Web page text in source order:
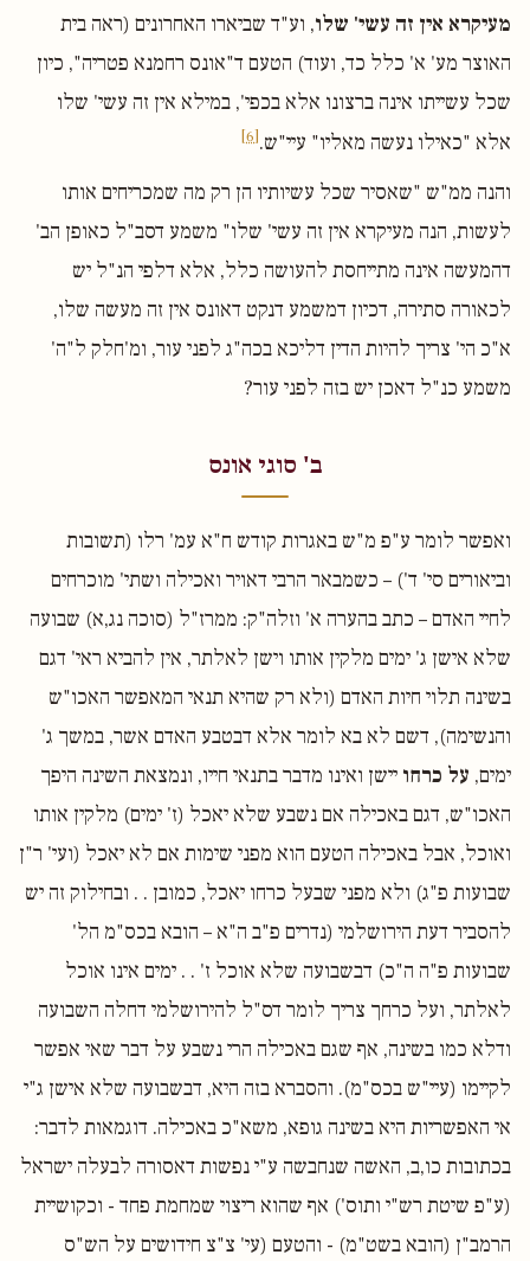
מעיקרא אין זה עשי' שלו, וע"ד שביארו האחרונים (ראה בית
האוצר מע' א' כלל כד, ועוד) הטעם ד"אונס רחמנא פטריה", כיון
שכל עשייתו אינה ברצונו אלא בכפי', במילא אין זה עשי' שלו
אלא "כאילו נעשה מאליו" עיי"ש.[6]
והנה ממ"ש "שאסיר שכל עשיותיו הן רק מה שמכריחים אותו
לעשות, הנה מעיקרא אין זה עשי' שלו" משמע דסב"ל כאופן הב'
דהמעשה אינה מתייחסת להעושה כלל, אלא דלפי הנ"ל יש
לכאורה סתירה, דכיון דמשמע דנקט דאונס אין זה מעשה שלו,
א"כ הי' צריך להיות הדין דליכא בכה"ג לפני עור, ומ'חלק ל"ה'
משמע כנ"ל דאכן יש בזה לפני עור?
ב' סוגי אונס
ואפשר לומר ע"פ מ"ש באגרות קודש ח"א עמ' רלו (תשובות
וביאורים סי' ד') – כשמבאר הרבי דאויר ואכילה ושתי' מוכרחים
לחיי האדם – כתב בהערה א' וזלה"ק: ממרז"ל (סוכה נג,א) שבועה
שלא אישן ג' ימים מלקין אותו וישן לאלתר, אין להביא ראי' דגם
בשינה תלוי חיות האדם (ולא רק שהיא תנאי המאפשר האכו"ש
והנשימה), דשם לא בא לומר אלא דבטבע האדם אשר, במשך ג'
ימים, על כרחו יישן ואינו מדבר בתנאי חייו, ונמצאת השינה היפך
האכו"ש, דגם באכילה אם נשבע שלא יאכל (ז' ימים) מלקין אותו
ואוכל, אבל באכילה הטעם הוא מפני שימות אם לא יאכל (ועי' ר"ן
שבועות פ"ג) ולא מפני שבעל כרחו יאכל, כמובן . . ובחילוק זה יש
להסביר דעת הירושלמי (נדרים פ"ב ה"א – הובא בכס"מ הל'
שבועות פ"ה ה"כ) דבשבועה שלא אוכל ז' . . ימים אינו אוכל
לאלתר, ועל כרחך צריך לומר דס"ל להירושלמי דחלה השבועה
ודלא כמו בשינה, אף שגם באכילה הרי נשבע על דבר שאי אפשר
לקיימו (עיי"ש בכס"מ). והסברא בזה היא, דבשבועה שלא אישן ג"י
אי האפשריות היא בשינה גופא, משא"כ באכילה. דוגמאות לדבר:
בכתובות כו,ב, האשה שנחבשה ע"י נפשות דאסורה לבעלה ישראל
(ע"פ שיטת רש"י ותוס') אף שהוא ריצוי שמחמת פחד - וכקושיית
הרמב"ן (הובא בשט"מ) - והטעם (עי' צ"צ חידושים על הש"ס